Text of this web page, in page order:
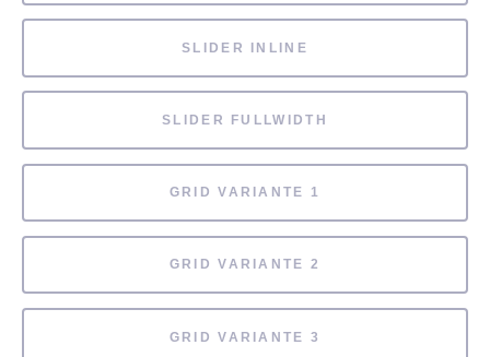
SLIDER INLINE
SLIDER FULLWIDTH
GRID VARIANTE 1
GRID VARIANTE 2
GRID VARIANTE 3